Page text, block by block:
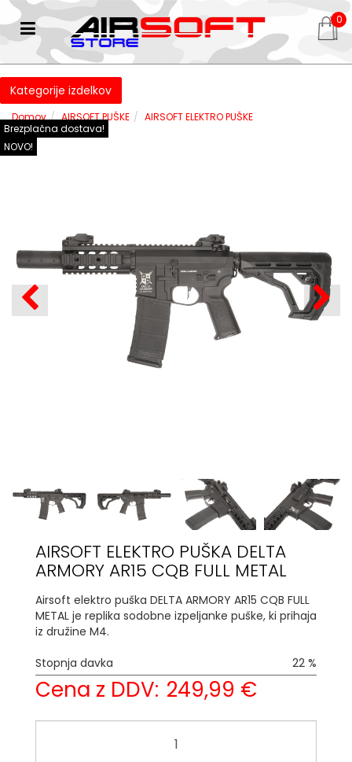
0
Kategorije izdelkov
Domov AIRSOFT PUŠKE
AIRSOFT ELEKTRO PUŠKE
Brezplačna dostava!
NOVO!
AIRSOFT ELEKTRO PUŠKA DELTA
ARMORY AR15 CQB FULL METAL
Airsoft elektro puška DELTA ARMORY AR15 CQB FULL
METAL je replika sodobne izpeljanke puške, ki prihaja
iz družine M4.
Stopnja davka
22 %
Cena z DDV: 249,99 €